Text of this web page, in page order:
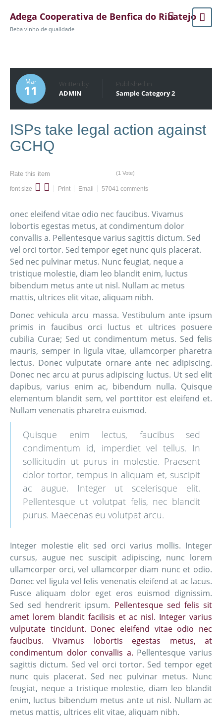
Adega Cooperativa de Benfica do Ribatejo
Beba vinho de qualidade
Mar
11
Written by
ADMIN
Published in
Sample Category 2
ISPs take legal action against
GCHQ
Rate this item (1 Vote)
font size Print Email 57041 comments
onec eleifend vitae odio nec faucibus. Vivamus
lobortis egestas metus, at condimentum dolor
convallis a. Pellentesque varius sagittis dictum. Sed
vel orci tortor. Sed tempor eget nunc quis placerat.
Sed nec pulvinar metus. Nunc feugiat, neque a
tristique molestie, diam leo blandit enim, luctus
bibendum metus ante ut nisl. Nullam ac metus
mattis, ultrices elit vitae, aliquam nibh.
Donec vehicula arcu massa. Vestibulum ante ipsum
primis in faucibus orci luctus et ultrices posuere
cubilia Curae; Sed ut condimentum metus. Sed felis
mauris, semper in ligula vitae, ullamcorper pharetra
lectus. Donec vulputate ornare ante nec adipiscing.
Donec nec arcu at purus adipiscing luctus. Ut sed elit
dapibus, varius enim ac, bibendum nulla. Quisque
elementum blandit sem, vel porttitor est eleifend et.
Nullam venenatis pharetra euismod.
Quisque enim lectus, faucibus sed
condimentum id, imperdiet vel tellus. In
sollicitudin ut purus in molestie. Praesent
dolor tortor, tempus in aliquam et, suscipit
ac augue. Integer ut scelerisque elit.
Pellentesque ut volutpat felis, nec blandit
purus. Maecenas eu volutpat arcu.
Integer molestie elit sed orci varius mollis. Integer
cursus, augue nec suscipit adipiscing, nunc lorem
ullamcorper orci, vel ullamcorper diam nunc et odio.
Donec vel ligula vel felis venenatis eleifend at ac lacus.
Fusce aliquam dolor eget eros euismod dignissim.
Sed sed hendrerit ipsum. Pellentesque sed felis sit
amet lorem blandit facilisis et ac nisl. Integer varius
vulputate tincidunt. Donec eleifend vitae odio nec
faucibus. Vivamus lobortis egestas metus, at
condimentum dolor convallis a. Pellentesque varius
sagittis dictum. Sed vel orci tortor. Sed tempor eget
nunc quis placerat. Sed nec pulvinar metus. Nunc
feugiat, neque a tristique molestie, diam leo blandit
enim, luctus bibendum metus ante ut nisl. Nullam ac
metus mattis, ultrices elit vitae, aliquam nibh.